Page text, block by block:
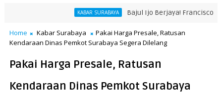
KABAR SURABAYA Bajul Ijo Berjaya! Francisco
Home Kabar Surabaya
Pakai Harga Presale, Ratusan
Kendaraan Dinas Pemkot Surabaya Segera Dilelang
Pakai Harga Presale, Ratusan
Kendaraan Dinas Pemkot Surabaya